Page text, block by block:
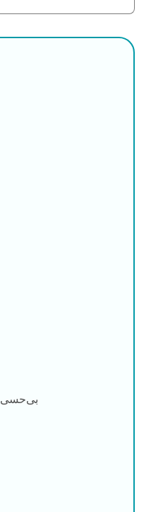
بی‌حسی